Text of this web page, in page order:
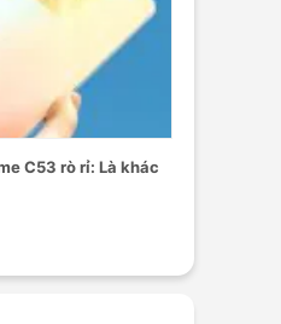
C53 rò rỉ: Là khác